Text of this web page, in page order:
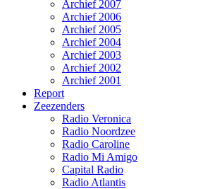
Archief 2007
Archief 2006
Archief 2005
Archief 2004
Archief 2003
Archief 2002
Archief 2001
Report
Zeezenders
Radio Veronica
Radio Noordzee
Radio Caroline
Radio Mi Amigo
Capital Radio
Radio Atlantis